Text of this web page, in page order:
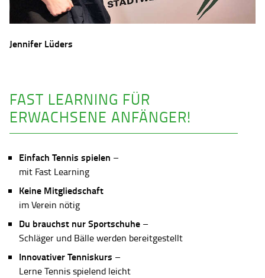
Jennifer Lüders
FAST LEARNING FÜR
ERWACHSENE ANFÄNGER!
Einfach Tennis spielen –
mit Fast Learning
Keine Mitgliedschaft
im Verein nötig
Du brauchst nur Sportschuhe –
Schläger und Bälle werden bereitgestellt
Innovativer Tenniskurs –
Lerne Tennis spielend leicht